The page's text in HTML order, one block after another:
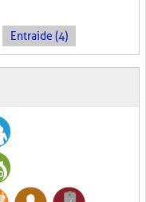
Entraide (4)